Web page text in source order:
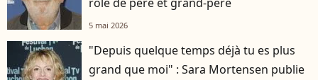
5 mai 2026
"Depuis quelque temps déjà tu es plus
grand que moi" : Sara Mortensen publie